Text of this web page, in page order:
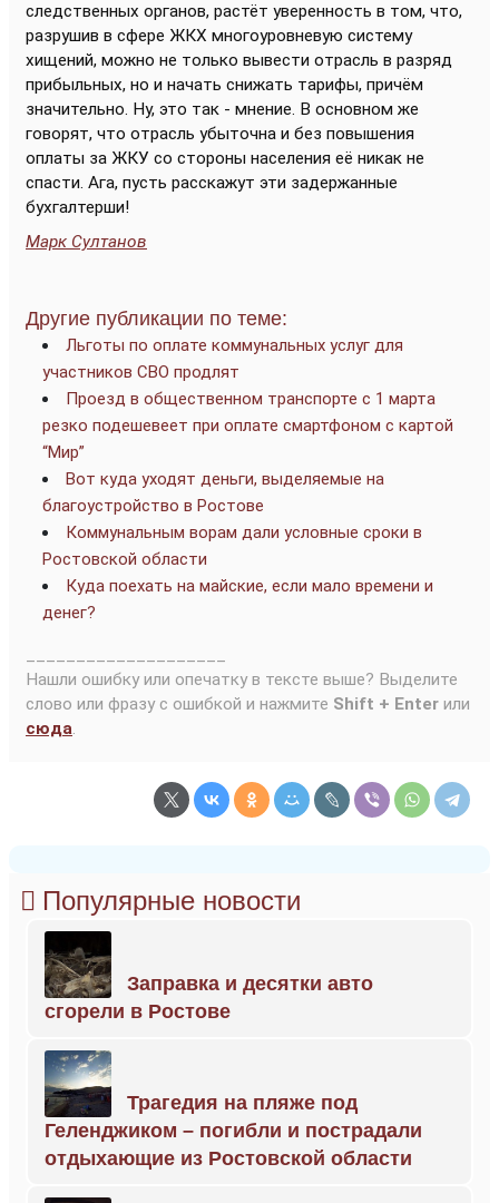
следственных органов, растёт уверенность в том, что,
разрушив в сфере ЖКХ многоуровневую систему
хищений, можно не только вывести отрасль в разряд
прибыльных, но и начать снижать тарифы, причём
значительно. Ну, это так - мнение. В основном же
говорят, что отрасль убыточна и без повышения
оплаты за ЖКУ со стороны населения её никак не
спасти. Ага, пусть расскажут эти задержанные
бухгалтерши!
Марк Султанов
Другие публикации по теме:
Льготы по оплате коммунальных услуг для
участников СВО продлят
Проезд в общественном транспорте с 1 марта
резко подешевеет при оплате смартфоном с картой
“Мир”
Вот куда уходят деньги, выделяемые на
благоустройство в Ростове
Коммунальным ворам дали условные сроки в
Ростовской области
Куда поехать на майские, если мало времени и
денег?
Нашли ошибку или опечатку в тексте выше? Выделите
слово или фразу с ошибкой и нажмите Shift + Enter или
сюда.
Популярные новости
Заправка и десятки авто
сгорели в Ростове
Трагедия на пляже под
Геленджиком – погибли и пострадали
отдыхающие из Ростовской области